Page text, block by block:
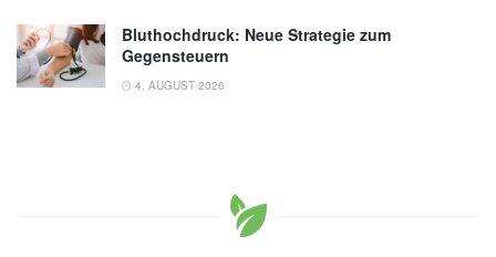
Bluthochdruck: Neue Strategie zum
Gegensteuern
4. AUGUST 2026